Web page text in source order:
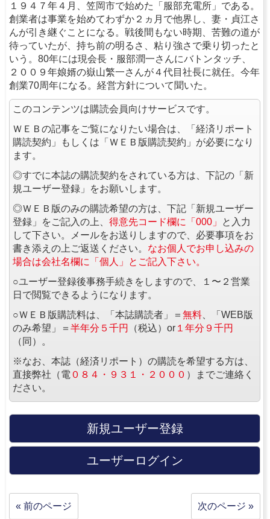
１９４７年４月、笠岡市で始めた「服部充電所」である。
創業者は事業を始めてわずか２ヵ月で他界し、妻・貞江さ
んが引き継ぐことになる。戦後間もない時期、苦難の道が
待っていたが、持ち前の明るさ、粘り強さで乗り切ったと
いう。80年には現会長・服部潤一さんにバトンタッチ、
２００９年娘婿の嶽山繁一さんが４代目社長に就任。今年
創業70周年になる。経営方針について聞いた。
このコンテンツは購読会員向けサービスです。
ＷＥＢの記事をご覧になりたい場合は、「経済リポート
購読契約」もしくは「ＷＥＢ版購読契約」が必要になり
ます。
◎すでに本誌の購読契約をされている方は、下記の「新
規ユーザー登録」をお願いします。
◎ＷＥＢ版のみの購読希望の方は、下記「新規ユーザー
登録」をご記入の上、 得意先コード欄に「000」
と入力
して下さい。メールをお送りしますので、必要事項をお
書き添えの上ご返送ください。 なお個人でお申し込みの
場合は会社名欄に「個人」とご記入下さい。
○ユーザー登録後事務手続きをしますので、１〜２営業
日で閲覧できるようになります。
○ＷＥＢ版購読料は、「本誌購読者」＝ 無料 、「WEB版
のみ希望」＝ 半年分５千円 （税込）or １年分９千円
（同）。
※なお、本誌（経済リポート）の購読を希望する方は、
直接弊社（電 ０８４・９３１・２０００ ）までご連絡く
ださい。
新規ユーザー登録
ユーザーログイン
« 前のページ 次のページ »